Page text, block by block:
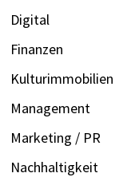
Digital
Finanzen
Kulturimmobilien
Management
Marketing / PR
Nachhaltigkeit